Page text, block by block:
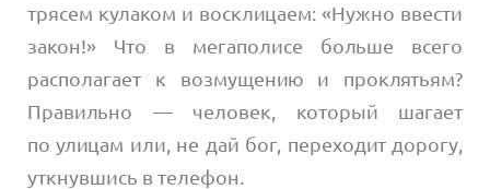
трясем кулаком и восклицаем: «Нужно ввести
закон!» Что в мегаполисе больше всего
располагает к возмущению и проклятьям?
Правильно — человек, который шагает
по улицам или, не дай бог, переходит дорогу,
уткнувшись в телефон.